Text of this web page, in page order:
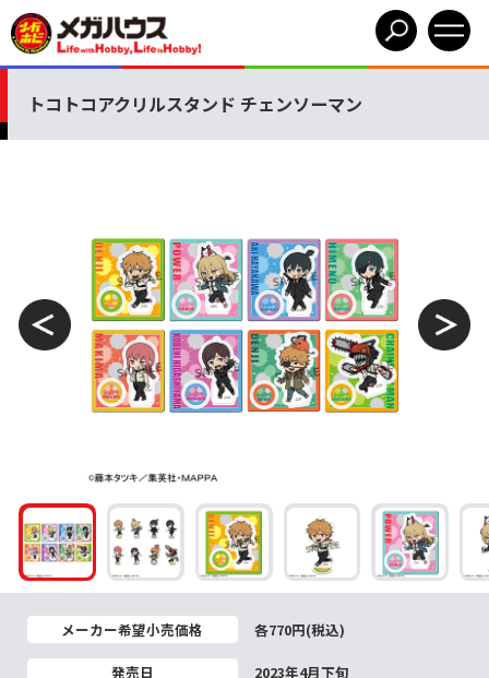
トコトコアクリルスタンド チェンソーマン
メーカー希望小売価格 各770円(税込)
発売日 2023年4月下旬